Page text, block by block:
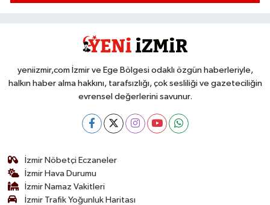
yeniizmir,com İzmir ve Ege Bölgesi odaklı özgün haberleriyle,
halkın haber alma hakkını, tarafsızlığı, çok sesliliği ve gazeteciliğin
evrensel değerlerini savunur.
İzmir Nöbetçi Eczaneler
İzmir Hava Durumu
İzmir Namaz Vakitleri
İzmir Trafik Yoğunluk Haritası